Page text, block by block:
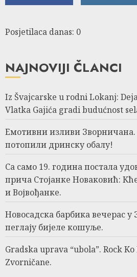
Posjetilaca danas: 0
NAJNOVIJI ČLANCI
Iz Švajcarske u rodni Lokanj:
Vlatka Gajića gradi budućnost
Емотивни изливи Зворничана.
потопили дринску обалу!
Са само 19. година постала
прича Стојанке Новаковић:
и Војвођанке.
Новосадска барбика вечерас
пеглају бијеле кошуље.
Gradska uprava “ubola”. Rock
Zvorničane.